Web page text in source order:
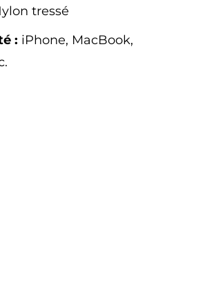
tressé
: iPhone, MacBook,